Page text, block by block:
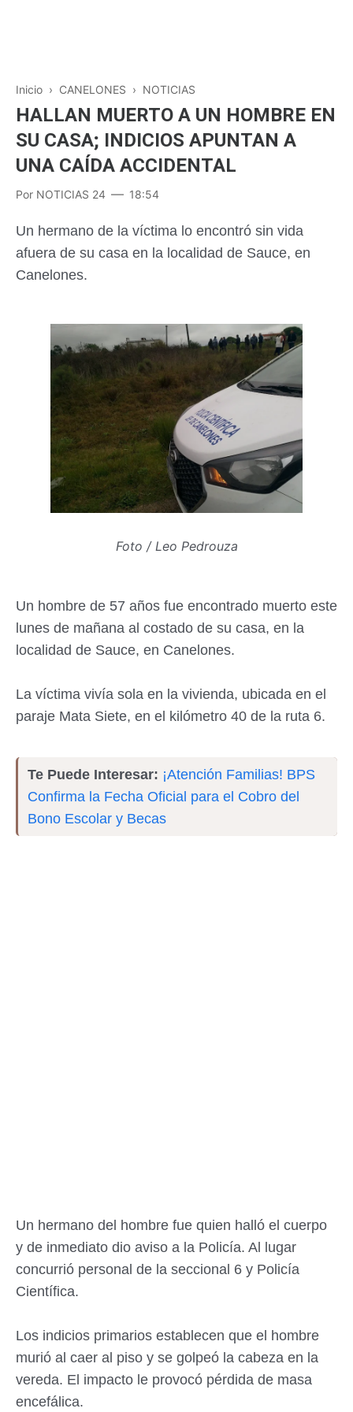
Inicio › CANELONES › NOTICIAS
HALLAN MUERTO A UN HOMBRE EN
SU CASA; INDICIOS APUNTAN A
UNA CAÍDA ACCIDENTAL
Por NOTICIAS 24 18:54
Un hermano de la víctima lo encontró sin vida
afuera de su casa en la localidad de Sauce, en
Canelones.
Foto / Leo Pedrouza
Un hombre de 57 años fue encontrado muerto este
lunes de mañana al costado de su casa, en la
localidad de Sauce, en Canelones.
La víctima vivía sola en la vivienda, ubicada en el
paraje Mata Siete, en el kilómetro 40 de la ruta 6.
Te Puede Interesar: ¡Atención Familias! BPS
Confirma la Fecha Oficial para el Cobro del
Bono Escolar y Becas
Un hermano del hombre fue quien halló el cuerpo
y de inmediato dio aviso a la Policía. Al lugar
concurrió personal de la seccional 6 y Policía
Científica.
Los indicios primarios establecen que el hombre
murió al caer al piso y se golpeó la cabeza en la
vereda. El impacto le provocó pérdida de masa
encefálica.